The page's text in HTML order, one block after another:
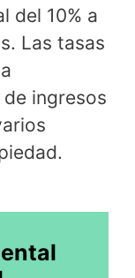
del 10% a
Las tasas
ingresos